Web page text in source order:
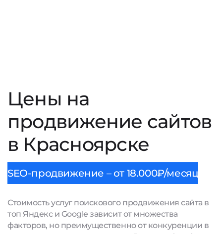
Цены на
продвижение сайтов
в Красноярске
SEO-продвижение – от 18.000₽/месяц
Стоимость услуг поискового продвижения сайта в
топ Яндекс и Google зависит от множества
факторов, но преимущественно от конкуренции в